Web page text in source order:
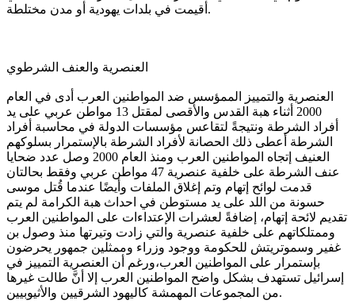
أقيمت في بلدات يهودية أو مدن مختلطة.
العنصرية والعنف الشرطوي
العنصرية والتمييز الممؤسس ضد المواطنين العرب أدى في العام
2000 أثناء هبة القدس والأقصى لمقتل 13 مواطن عربي على يد
أفراد الشرطة ونتيجةً لتقاعس مؤسسات الدولة في محاسبة أفراد
الشرطة أعطى ذلك الحصانة لأفراد الشرطة بالإستمرار بسلوكهم
العنيف إتجاه المواطنين العرب ومنذ العام 2000 وصل عدد ضحايا
عنف الشرطة على خلفية عنصرية 47 مواطن عربي وفقط بحالتان
قدمت لوائح إتهام وتم إغلاق الملفات وأيضًا عندما قُتل موسى
حسونة من اللد على يد مستوطن في احداث هبة الكرامة لم يتم
تقديم لائحة إتهام، إضافةً لعشرات الإعتداءات على المواطنين العرب
وممتلكاتهم على خلفية عنصرية والتي زادت وتيرتها منذ وصول بن
غفير وسموتريتش للحكومة ووجود وزراء وممثلين جمهور يحرضون
بإستمرار على المواطنين العرب،ورغم أن العنصرية التمييز في
إسرائيل تستهدف بشكل واضح المواطنين العرب إلا أنَّ طالت غيرها
من المجموعات المهمشة كاليهود الشرقيين والأثيوبيين.